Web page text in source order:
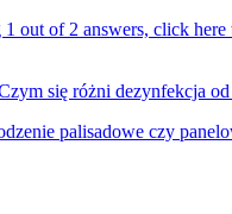
out of 2 answers, click
się różni dezynfekcja
palisadowe czy